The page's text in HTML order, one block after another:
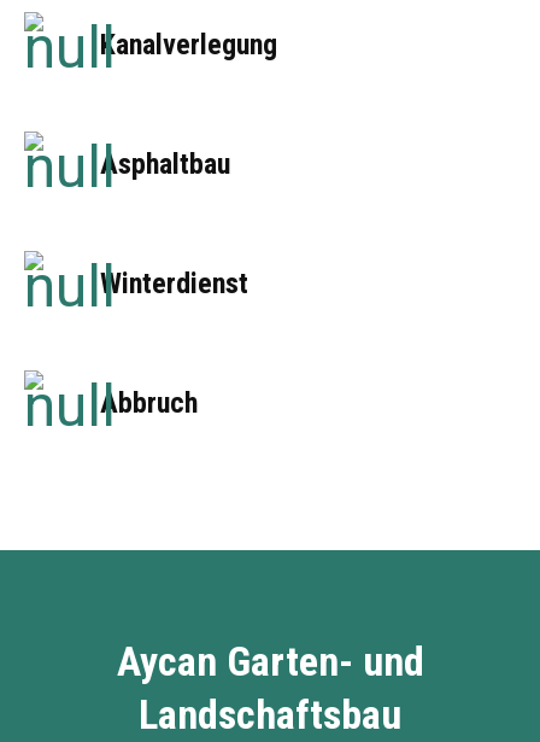
Kanalverlegung
Asphaltbau
Winterdienst
Abbruch
Aycan Garten- und
Landschaftsbau